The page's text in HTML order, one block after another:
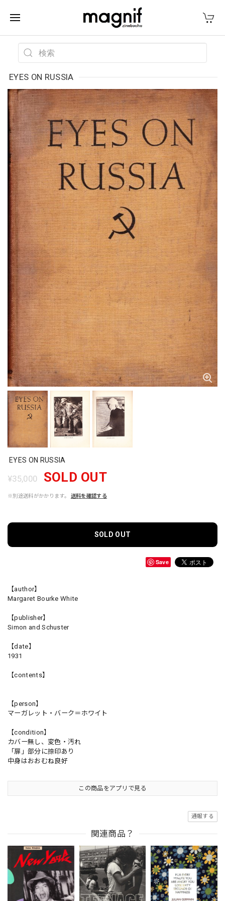
EYES ON RUSSIA
EYES ON RUSSIA
¥35,000 SOLD OUT
※別途送料がかかります。 送料を確認する
SOLD OUT
Save
【author】
Margaret Bourke White
【publisher】
Simon and Schuster
【date】
1931
【contents】
【person】
マーガレット・バーク＝ホワイト
【condition】
カバー無し、変色・汚れ
「扉」部分に捺印あり
中身はおおむね良好
この商品をアプリで見る
通報する
関連商品？